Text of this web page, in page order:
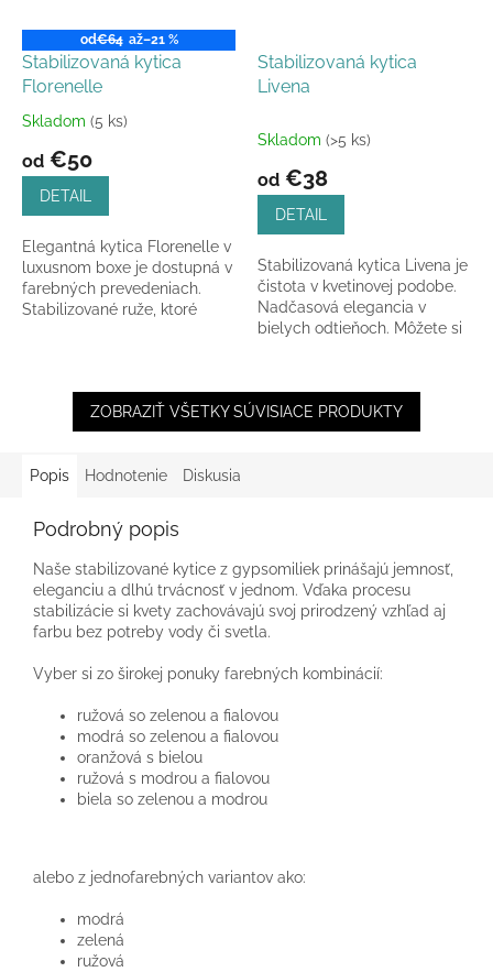
od€64 až–21 %
Stabilizovaná kytica
Florenelle
Priemerné
produktu
5
hviezdičiek.
Skladom (5 ks)
od €50
DETAIL
Elegantná kytica Florenelle v
luxusnom boxe je dostupná v
farebných prevedeniach.
Stabilizované ruže, ktoré
Stabilizovaná kytica
Livena
Skladom (>5 ks)
od €38
DETAIL
Stabilizovaná kytica Livena je
čistota v kvetinovej podobe.
Nadčasová elegancia v
bielych odtieňoch. Môžete si
ZOBRAZIŤ VŠETKY SÚVISIACE PRODUKTY
Popis Hodnotenie Diskusia
Podrobný popis
Naše stabilizované kytice z gypsomiliek prinášajú jemnosť,
eleganciu a dlhú trvácnosť v jednom. Vďaka procesu
stabilizácie si kvety zachovávajú svoj prirodzený vzhľad aj
farbu bez potreby vody či svetla.
Vyber si zo širokej ponuky farebných kombinácií:
ružová so zelenou a fialovou
modrá so zelenou a fialovou
oranžová s bielou
ružová s modrou a fialovou
biela so zelenou a modrou
alebo z jednofarebných variantov ako:
modrá
zelená
ružová